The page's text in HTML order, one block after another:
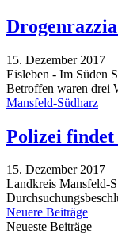
15. Dezember 2017
Eisleben - Im Süden
Betroffen waren drei
Mansfeld-Südharz
Polizei findet
15. Dezember 2017
Landkreis Mansfeld-
Neuere Beiträge
Neueste Beiträge